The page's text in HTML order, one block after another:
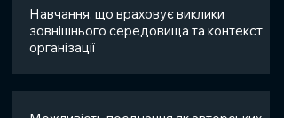
Навчання, що враховує виклики
зовнішнього середовища та контекст
організації